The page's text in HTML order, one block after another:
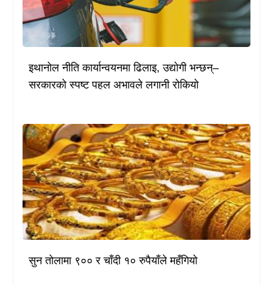
इथानोल नीति कार्यान्वयनमा ढिलाइ, उद्योगी भन्छन्–
सरकारको स्पष्ट पहल अभावले लगानी रोकियो
सुन तोलामा ९०० र चाँदी १० रुपैयाँले महँगियो